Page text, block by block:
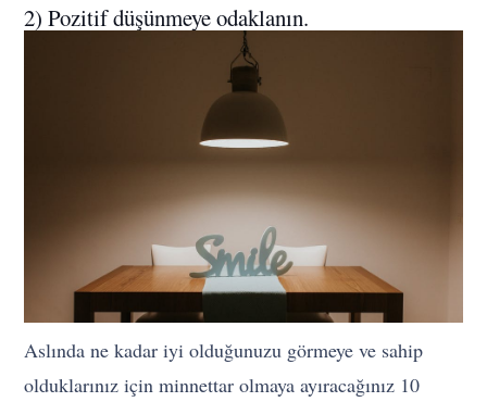
2) Pozitif düşünmeye odaklanın.
Aslında ne kadar iyi olduğunuzu görmeye ve sahip
olduklarınız için minnettar olmaya ayıracağınız 10